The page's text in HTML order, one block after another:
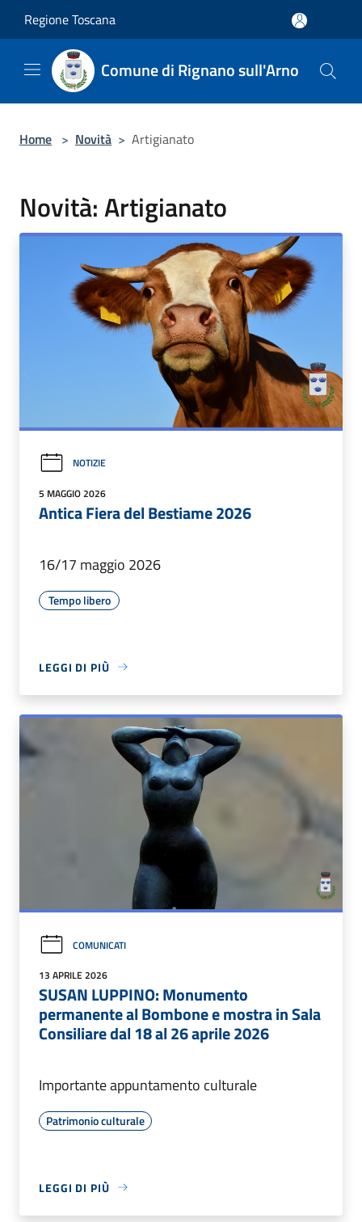
Regione Toscana
Comune di Rignano sull'Arno
Home > Novità > Artigianato
Novità: Artigianato
NOTIZIE
5 MAGGIO 2026
Antica Fiera del Bestiame 2026
16/17 maggio 2026
Tempo libero
LEGGI DI PIÙ
COMUNICATI
13 APRILE 2026
SUSAN LUPPINO: Monumento
permanente al Bombone e mostra in Sala
Consiliare dal 18 al 26 aprile 2026
Importante appuntamento culturale
Patrimonio culturale
LEGGI DI PIÙ